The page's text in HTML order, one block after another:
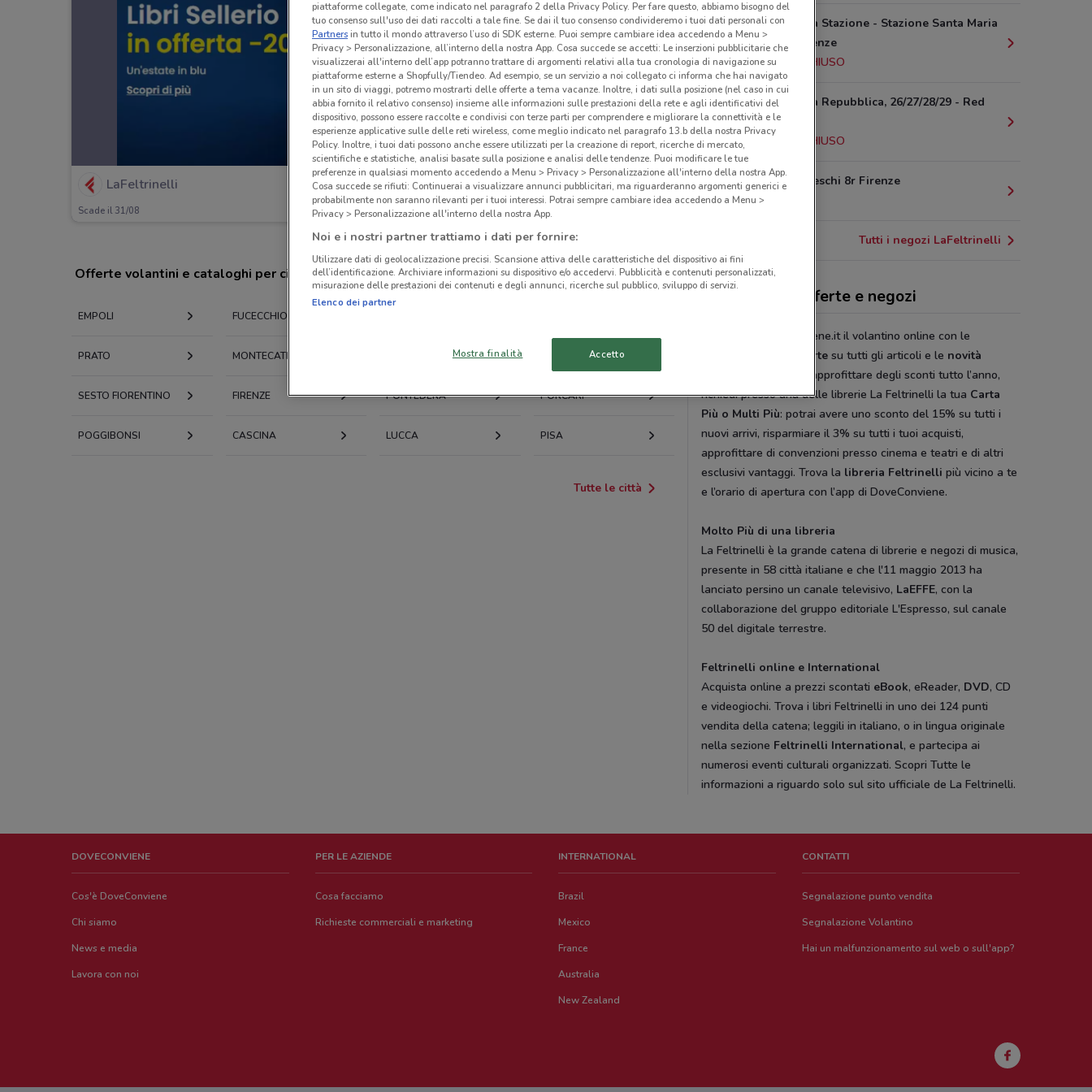
LaFeltrinelli
Scade il 31/08
Offerte volantini e cataloghi per città nelle vicinanze
EMPOLI FUCECCHIO
PRATO MONTECATINI-TERME
SESTO FIORENTINO FIRENZE PONTEDERA PORCARI
POGGIBONSI CASCINA LUCCA PISA
Tutte le città
Piazza Della Stazione - Stazione Santa Maria
Novella Firenze
25.3 km
CHIUSO
Piazza Della Repubblica, 26/27/28/29 - Red
Firenze
25.6 km
CHIUSO
Via Brunelleschi 8r Firenze
25.6 km
Tutti i negozi LaFeltrinelli
LaFeltrinelli, offerte e negozi
Sfoglia su DoveConviene.it il volantino online con le
offerte su tutti gli articoli e le novità
; e se vuoi approfittare degli sconti tutto l’anno,
richiedi presso una delle librerie La Feltrinelli la tua Carta
Più o Multi Più: potrai avere uno sconto del 15% su tutti i
nuovi arrivi, risparmiare il 3% su tutti i tuoi acquisti,
approfittare di convenzioni presso cinema e teatri e di altri
esclusivi vantaggi. Trova la libreria Feltrinelli più vicino a te
e l’orario di apertura con l’app di DoveConviene.
Molto Più di una libreria
La Feltrinelli è la grande catena di librerie e negozi di musica,
presente in 58 città italiane e che l'11 maggio 2013 ha
lanciato persino un canale televisivo, LaEFFE, con la
collaborazione del gruppo editoriale L'Espresso, sul canale
50 del digitale terrestre.
Feltrinelli online e International
Acquista online a prezzi scontati eBook, eReader, DVD, CD
e videogiochi. Trova i libri Feltrinelli in uno dei 124 punti
vendita della catena; leggili in italiano, o in lingua originale
nella sezione Feltrinelli International, e partecipa ai
numerosi eventi culturali organizzati. Scopri Tutte le
informazioni a riguardo solo sul sito ufficiale de La Feltrinelli.
DOVECONVIENE
Cos'è DoveConviene
Chi siamo
News e media
Lavora con noi
PER LE AZIENDE
Cosa facciamo
Richieste commerciali e marketing
INTERNATIONAL
Brazil
Mexico
France
Australia
New Zealand
CONTATTI
Segnalazione punto vendita
Segnalazione Volantino
Hai un malfunzionamento sul web o sull'app?
piattaforme collegate, come indicato nel paragrafo 2 della Privacy Policy. Per fare questo, abbiamo bisogno del
tuo consenso sull'uso dei dati raccolti a tale fine. Se dai il tuo consenso condivideremo i tuoi dati personali con
Partnersin tutto il mondo attraverso l’uso di SDK esterne. Puoi sempre cambiare idea accedendo a Menu >
Privacy > Personalizzazione, all’interno della nostra App. Cosa succede se accetti: Le inserzioni pubblicitarie che
visualizzerai all'interno dell’app potranno trattare di argomenti relativi alla tua cronologia di navigazione su
piattaforme esterne a Shopfully/Tiendeo. Ad esempio, se un servizio a noi collegato ci informa che hai navigato
in un sito di viaggi, potremo mostrarti delle offerte a tema vacanze. Inoltre, i dati sulla posizione (nel caso in cui
abbia fornito il relativo consenso) insieme alle informazioni sulle prestazioni della rete e agli identificativi del
dispositivo, possono essere raccolte e condivisi con terze parti per comprendere e migliorare la connettività e le
esperienze applicative sulle delle reti wireless, come meglio indicato nel paragrafo 13.b della nostra Privacy
Policy. Inoltre, i tuoi dati possono anche essere utilizzati per la creazione di report, ricerche di mercato,
scientifiche e statistiche, analisi basate sulla posizione e analisi delle tendenze. Puoi modificare le tue
preferenze in qualsiasi momento accedendo a Menu > Privacy > Personalizzazione all'interno della nostra App.
Cosa succede se rifiuti: Continuerai a visualizzare annunci pubblicitari, ma riguarderanno argomenti generici e
probabilmente non saranno rilevanti per i tuoi interessi. Potrai sempre cambiare idea accedendo a Menu >
Privacy > Personalizzazione all'interno della nostra App.
Noi e i nostri partner trattiamo i dati per fornire:
Utilizzare dati di geolocalizzazione precisi. Scansione attiva delle caratteristiche del dispositivo ai fini
dell’identificazione. Archiviare informazioni su dispositivo e/o accedervi. Pubblicità e contenuti personalizzati,
misurazione delle prestazioni dei contenuti e degli annunci, ricerche sul pubblico, sviluppo di servizi.
Elenco dei partner
Mostra finalità Accetto